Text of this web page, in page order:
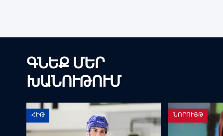
ԳՆԵՔ ՄԵՐ
ԽԱՆՈՒԹՈՒՄ
ՆՈՐՈՒՅԹ
ՀԻԹ